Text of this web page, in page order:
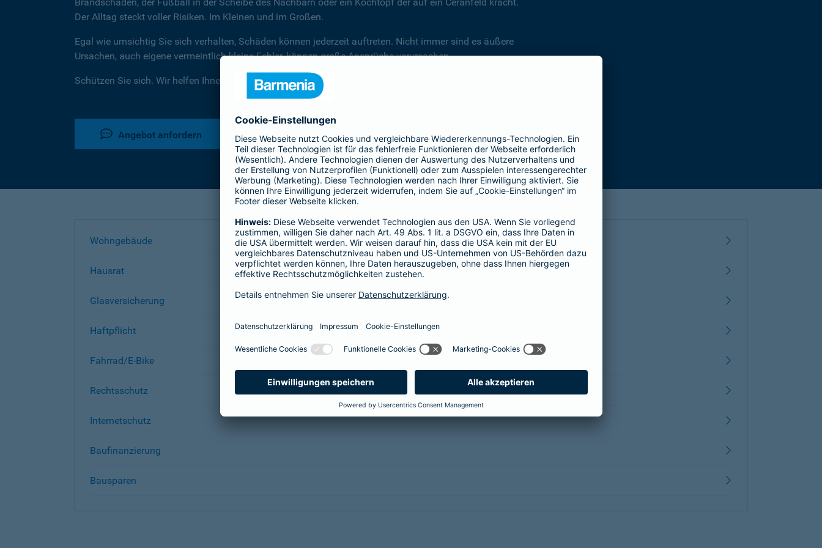
Der Alltag steckt voller Risiken. Im Kleinen und im Großen.
Egal wie umsichtig Sie sich verhalten, Schäden können jederzeit auftreten. Nicht immer sind es äußere
Ursachen, auch eigene vermeintlich kleine Fehler, können große Ansprüche verursachen.
Schützen Sie sich. Wir helfen Ihnen dabei.
Angebot anfordern
Wohngebäude
Hausrat
Glasversicherung
Haftpflicht
Fahrrad/E-Bike
Rechtsschutz
Internetschutz
Baufinanzierung
Bausparen